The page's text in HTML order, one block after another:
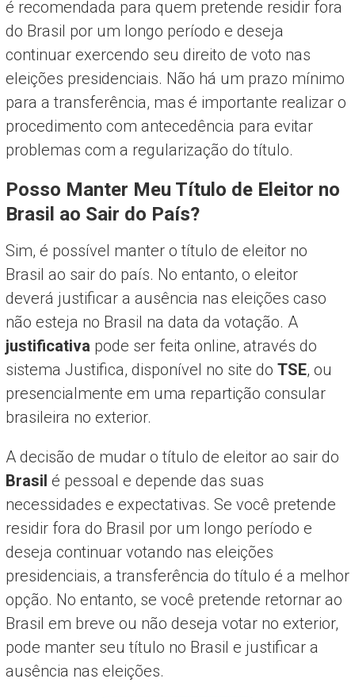
é recomendada para quem pretende residir fora
do Brasil por um longo período e deseja
continuar exercendo seu direito de voto nas
eleições presidenciais. Não há um prazo mínimo
para a transferência, mas é importante realizar o
procedimento com antecedência para evitar
problemas com a regularização do título.
Posso Manter Meu Título de Eleitor no
Brasil ao Sair do País?
Sim, é possível manter o título de eleitor no
Brasil ao sair do país. No entanto, o eleitor
deverá justificar a ausência nas eleições caso
não esteja no Brasil na data da votação. A
justificativa pode ser feita online, através do
sistema Justifica, disponível no site do TSE, ou
presencialmente em uma repartição consular
brasileira no exterior.
A decisão de mudar o título de eleitor ao sair do
Brasil é pessoal e depende das suas
necessidades e expectativas. Se você pretende
residir fora do Brasil por um longo período e
deseja continuar votando nas eleições
presidenciais, a transferência do título é a melhor
opção. No entanto, se você pretende retornar ao
Brasil em breve ou não deseja votar no exterior,
pode manter seu título no Brasil e justificar a
ausência nas eleições.